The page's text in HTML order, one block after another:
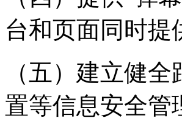
台和页面同时提
（五）建立健
置等信息安全管